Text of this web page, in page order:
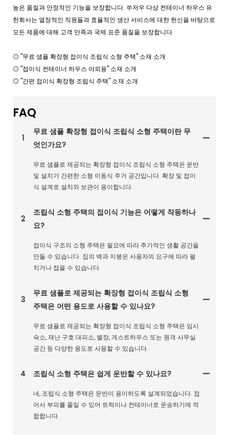
높은 품질과 안정적인 기능을 보장합니다. 쑤저우 다샹 컨테이너 하우스 유
한회사는 열정적인 직원들과 효율적인 생산 서비스에 대한 헌신을 바탕으로
모든 제품에 대해 고객 만족과 국제 표준 품질을 보장합니다.
◎ "무료 샘플 확장형 접이식 조립식 소형 주택" 소재 소개
◎ "접이식 컨테이너 하우스 야외용" 소재 소개
◎ "간편 접이식 확장형 조립식 주택" 소재 소개
FAQ
1
무료 샘플 확장형 접이식 조립식 소형 주택이란 무
엇인가요?
무료 샘플로 제공되는 확장형 접이식 조립식 소형 주택은 운반
및 설치가 간편한 소형 이동식 주거 공간입니다. 확장 및 접이
식 설계로 설치와 보관이 용이합니다.
2
조립식 소형 주택의 접이식 기능은 어떻게 작동하나
요?
접이식 구조의 소형 주택은 필요에 따라 추가적인 생활 공간을
만들 수 있습니다. 집의 벽과 지붕은 사용자의 요구에 따라 펼
치거나 접을 수 있습니다.
3
무료 샘플로 제공되는 확장형 접이식 조립식 소형
주택은 어떤 용도로 사용할 수 있나요?
무료 샘플로 제공되는 확장형 접이식 조립식 소형 주택은 임시
숙소, 재난 구호 대피소, 별장, 게스트하우스 또는 원격 사무실
공간 등 다양한 용도로 사용할 수 있습니다.
4 조립식 소형 주택은 쉽게 운반할 수 있나요?
네, 조립식 소형 주택은 운반이 용이하도록 설계되었습니다. 접
어서 부피를 줄일 수 있어 트럭이나 컨테이너로 운송하기에 적
합합니다.